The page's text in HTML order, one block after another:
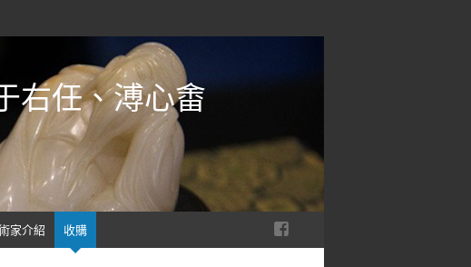
右任、溥心畬
家介紹 收購